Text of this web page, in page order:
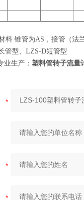
料 锥管为AS，接管（法
管型、LZS-D短管型
业生产： 塑料管转子流量